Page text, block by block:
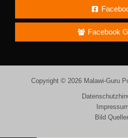
Facebook
Copyright © 2026 Malawi-Guru
Impressum
Bild